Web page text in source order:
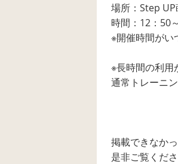
場所：Step
時間：12：50
※開催時間がい
※長時間の利用
通常トレーニ
掲載できなか
是非ご覧くださ